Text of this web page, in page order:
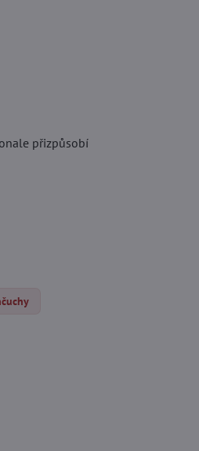
přizpůsobí